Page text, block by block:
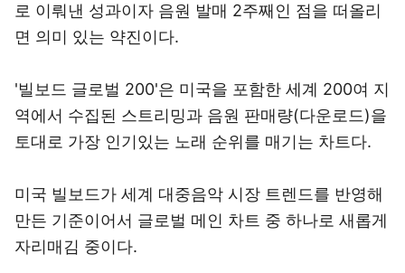
로 이뤄낸 성과이자 음원 발매 2주째인 점을 떠올리
면 의미 있는 약진이다.
'빌보드 글로벌 200'은 미국을 포함한 세계 200여 지
역에서 수집된 스트리밍과 음원 판매량(다운로드)을
토대로 가장 인기있는 노래 순위를 매기는 차트다.
미국 빌보드가 세계 대중음악 시장 트렌드를 반영해
만든 기준이어서 글로벌 메인 차트 중 하나로 새롭게
자리매김 중이다.